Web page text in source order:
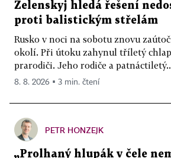
Zelenskyj hledá řešení
proti balistickým střelám
Rusko v noci na sobotu znovu
okolí. Při útoku zahynul tříletý
prarodiči. Jeho rodiče a
8. 8. 2026 ▪ 3 min. čtení
PETR HONZEJK
„Prolhaný hlupák v čele